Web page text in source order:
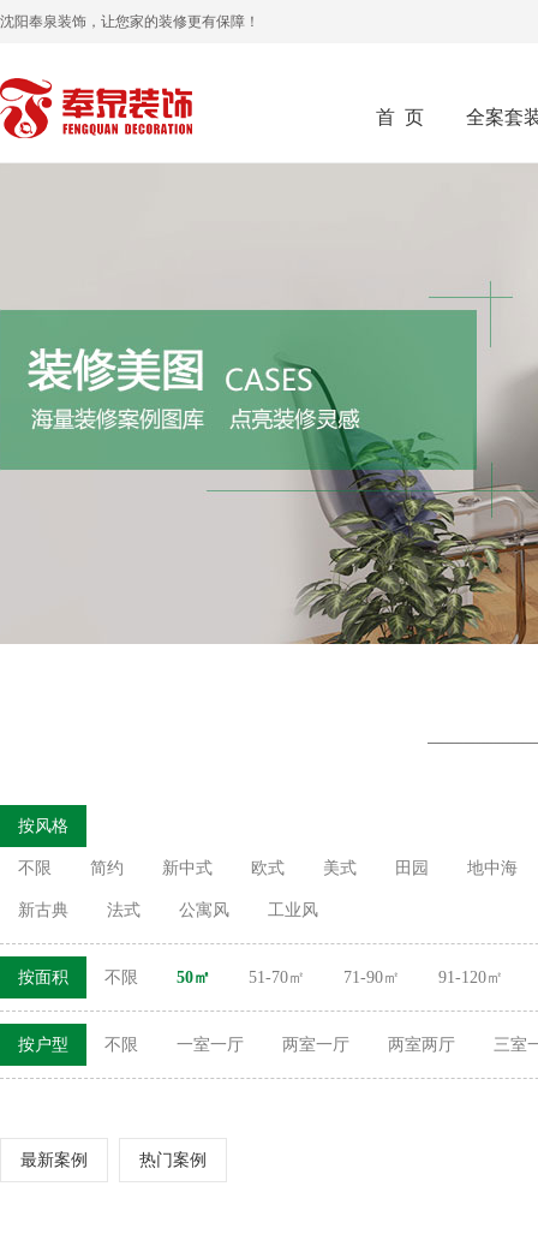
沈阳奉泉装饰，让您家的装修更有保障！
首 页 全案套
按风格
不限 简约 新中式 欧式 美式 田园 地中海
新古典 法式 公寓风 工业风
按面积 不限 50㎡ 51-70㎡ 71-90㎡ 91-120㎡
按户型 不限 一室一厅 两室一厅 两室两厅 三室
最新案例 热门案例